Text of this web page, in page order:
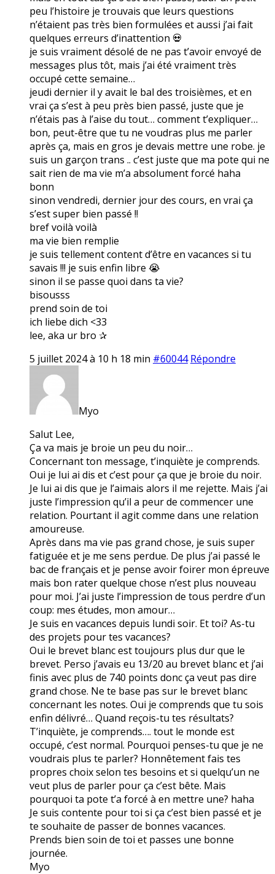
peu l’histoire je trouvais que leurs questions
n’étaient pas très bien formulées et aussi j’ai fait
quelques erreurs d’inattention 💀
je suis vraiment désolé de ne pas t’avoir envoyé de
messages plus tôt, mais j’ai été vraiment très
occupé cette semaine…
jeudi dernier il y avait le bal des troisièmes, et en
vrai ça s’est à peu près bien passé, juste que je
n’étais pas à l’aise du tout… comment t’expliquer…
bon, peut-être que tu ne voudras plus me parler
après ça, mais en gros je devais mettre une robe. je
suis un garçon trans .. c’est juste que ma pote qui ne
sait rien de ma vie m’a absolument forcé haha
bonn
sinon vendredi, dernier jour des cours, en vrai ça
s’est super bien passé !!
bref voilà voilà
ma vie bien remplie
je suis tellement content d’être en vacances si tu
savais !!! je suis enfin libre 😭
sinon il se passe quoi dans ta vie?
bisousss
prend soin de toi
ich liebe dich <33
lee, aka ur bro ✰
5 juillet 2024 à 10 h 18 min #60044 Répondre
Myo
Salut Lee,
Ça va mais je broie un peu du noir…
Concernant ton message, t’inquiète je comprends.
Oui je lui ai dis et c’est pour ça que je broie du noir.
Je lui ai dis que je l’aimais alors il me rejette. Mais j’ai
juste l’impression qu’il a peur de commencer une
relation. Pourtant il agit comme dans une relation
amoureuse.
Après dans ma vie pas grand chose, je suis super
fatiguée et je me sens perdue. De plus j’ai passé le
bac de français et je pense avoir foirer mon épreuve
mais bon rater quelque chose n’est plus nouveau
pour moi. J’ai juste l’impression de tous perdre d’un
coup: mes études, mon amour…
Je suis en vacances depuis lundi soir. Et toi? As-tu
des projets pour tes vacances?
Oui le brevet blanc est toujours plus dur que le
brevet. Perso j’avais eu 13/20 au brevet blanc et j’ai
finis avec plus de 740 points donc ça veut pas dire
grand chose. Ne te base pas sur le brevet blanc
concernant les notes. Oui je comprends que tu sois
enfin délivré… Quand reçois-tu tes résultats?
T’inquiète, je comprends…. tout le monde est
occupé, c’est normal. Pourquoi penses-tu que je ne
voudrais plus te parler? Honnêtement fais tes
propres choix selon tes besoins et si quelqu’un ne
veut plus de parler pour ça c’est bête. Mais
pourquoi ta pote t’a forcé à en mettre une? haha
Je suis contente pour toi si ça c’est bien passé et je
te souhaite de passer de bonnes vacances.
Prends bien soin de toi et passes une bonne
journée.
Myo